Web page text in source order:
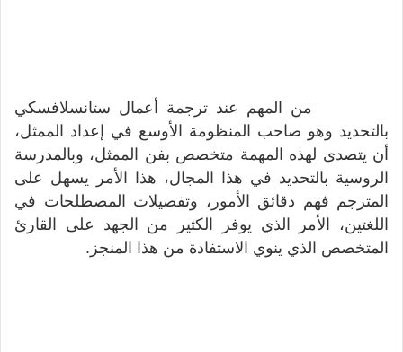
من المهم عند ترجمة أعمال ستانسلافسكي
بالتحديد وهو صاحب المنظومة الأوسع في إعداد الممثل،
أن يتصدى لهذه المهمة متخصص بفن الممثل، وبالمدرسة
الروسية بالتحديد في هذا المجال، هذا الأمر يسهل على
المترجم فهم دقائق الأمور، وتفصيلات المصطلحات في
اللغتين، الأمر الذي يوفر الكثير من الجهد على القارئ
المتخصص الذي ينوي الاستفادة من هذا المنجز.